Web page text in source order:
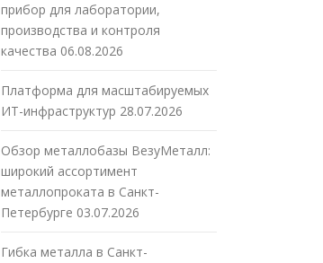
прибор для лаборатории,
производства и контроля
качества 06.08.2026
Платформа для масштабируемых
ИТ-инфраструктур 28.07.2026
Обзор металлобазы ВезуМеталл:
широкий ассортимент
металлопроката в Санкт-
Петербурге 03.07.2026
Гибка металла в Санкт-